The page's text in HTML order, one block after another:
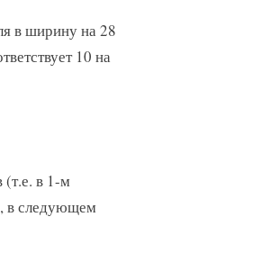
в ширину на 28
10 на
(т.е. в 1-м
в следующем